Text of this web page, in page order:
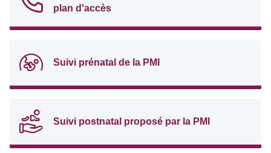
plan d'accès
Suivi prénatal de la PMI
Suivi postnatal proposé par la PMI